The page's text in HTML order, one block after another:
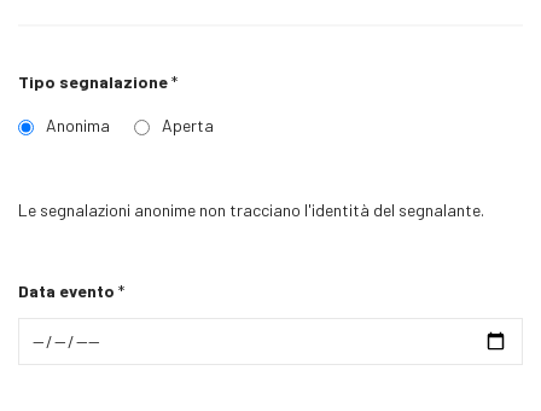
Tipo segnalazione*
Anonima Aperta
Le segnalazioni anonime non tracciano l'identità del segnalante.
Data evento *